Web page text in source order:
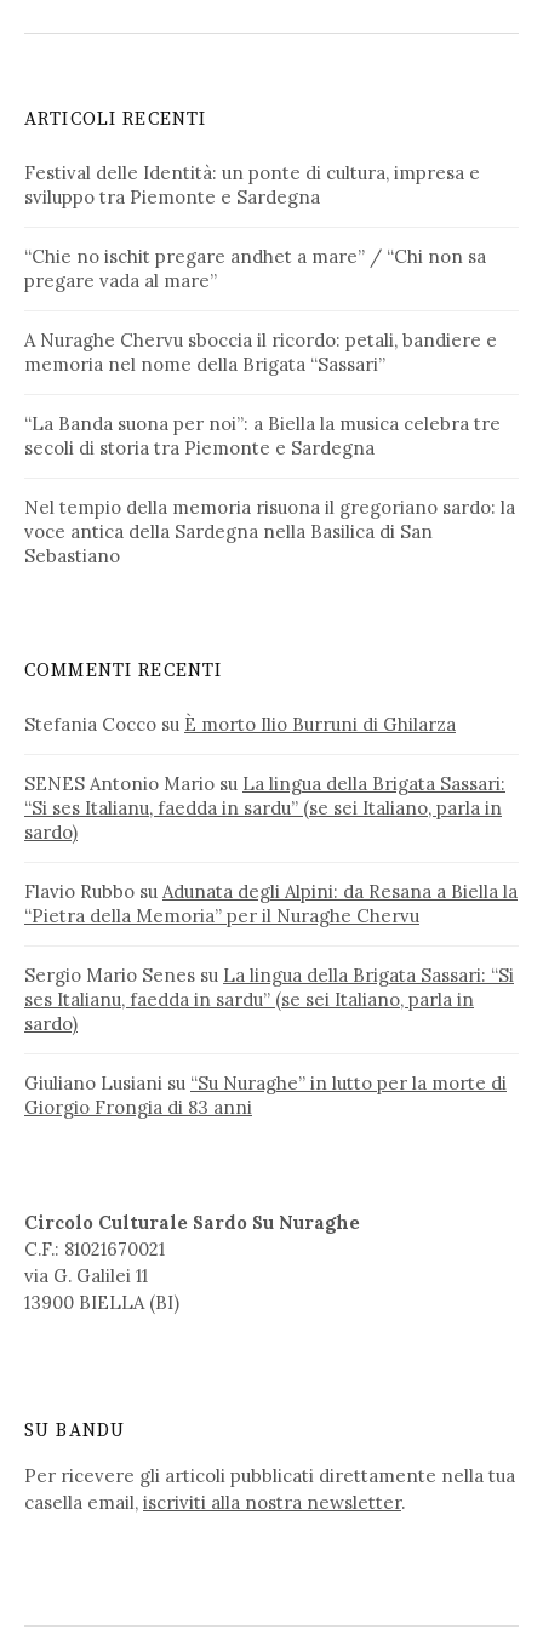
ARTICOLI RECENTI
Festival delle Identità: un ponte di cultura, impresa e
sviluppo tra Piemonte e Sardegna
“Chie no ischit pregare andhet a mare” / “Chi non sa
pregare vada al mare”
A Nuraghe Chervu sboccia il ricordo: petali, bandiere e
memoria nel nome della Brigata “Sassari”
“La Banda suona per noi”: a Biella la musica celebra tre
secoli di storia tra Piemonte e Sardegna
Nel tempio della memoria risuona il gregoriano sardo: la
voce antica della Sardegna nella Basilica di San
Sebastiano
COMMENTI RECENTI
Stefania Cocco su È morto Ilio Burruni di Ghilarza
SENES Antonio Mario su La lingua della Brigata Sassari:
“Si ses Italianu, faedda in sardu” (se sei Italiano, parla in
sardo)
Flavio Rubbo su Adunata degli Alpini: da Resana a Biella la
“Pietra della Memoria” per il Nuraghe Chervu
Sergio Mario Senes su La lingua della Brigata Sassari: “Si
ses Italianu, faedda in sardu” (se sei Italiano, parla in
sardo)
Giuliano Lusiani su “Su Nuraghe” in lutto per la morte di
Giorgio Frongia di 83 anni
Circolo Culturale Sardo Su Nuraghe
C.F.: 81021670021
via G. Galilei 11
13900 BIELLA (BI)
SU BANDU
Per ricevere gli articoli pubblicati direttamente nella tua
casella email, iscriviti alla nostra newsletter.